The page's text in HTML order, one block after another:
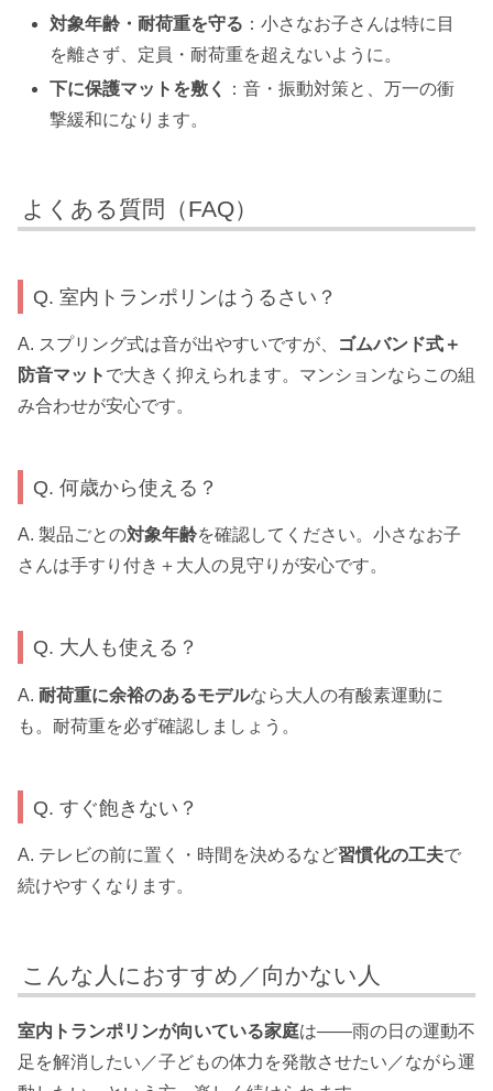
対象年齢・耐荷重を守る ：小さなお子さんは特に目
を離さず、定員・耐荷重を超えないように。
下に保護マットを敷く
：音・振動対策と、万一の衝
撃緩和になります。
よくある質問（FAQ）
Q. 室内トランポリンはうるさい？
A. スプリング式は音が出やすいですが、
ゴムバンド式＋
防音マット で大きく抑えられます。マンションならこの組
み合わせが安心です。
Q. 何歳から使える？
A. 製品ごとの対象年齢を確認してください。小さなお子
さんは手すり付き＋大人の見守りが安心です。
Q. 大人も使える？
A. 耐荷重に余裕のあるモデルなら大人の有酸素運動に
も。耐荷重を必ず確認しましょう。
Q. すぐ飽きない？
A. テレビの前に置く・時間を決めるなど習慣化の工夫で
続けやすくなります。
こんな人におすすめ／向かない人
室内トランポリンが向いている家庭は——雨の日の運動不
足を解消したい／子どもの体力を発散させたい／ながら運